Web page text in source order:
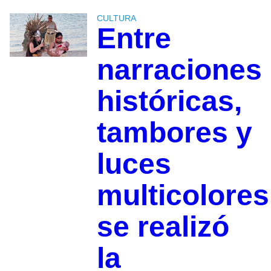
CULTURA
Entre
narraciones
históricas,
tambores y
luces
multicolores
se realizó
la